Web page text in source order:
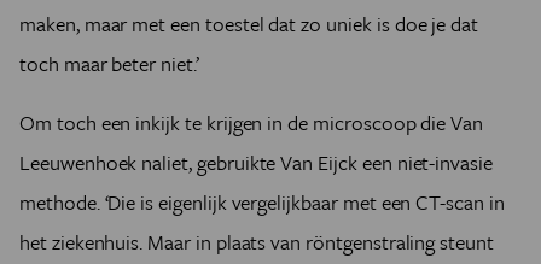
maken, maar met een toestel dat zo uniek is doe je dat
toch maar beter niet.’
Om toch een inkijk te krijgen in de microscoop die Van
Leeuwenhoek naliet, gebruikte Van Eijck een niet-invasie
methode. ‘Die is eigenlijk vergelijkbaar met een CT-scan in
het ziekenhuis. Maar in plaats van röntgenstraling steunt